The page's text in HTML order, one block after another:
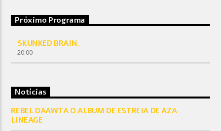
Próximo Programa
SKUNKED BRAIN.
20:00
Notícias
REBEL DAAWTA O ALBUM DE ESTREIA DE AZA
LINEAGE